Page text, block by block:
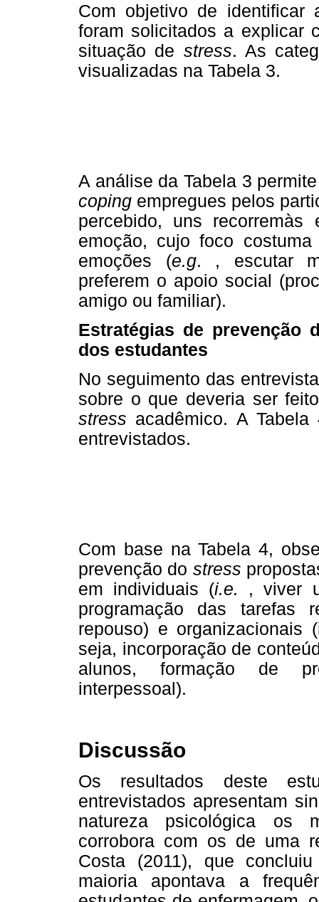
Com objetivo de
foram solicitados a explicar
situação de stress. As
visualizadas na Tabela 3.
A análise da Tabela 3
coping empregues pelos
percebido, uns recorremàs
emoção, cujo foco
emoções (e.g. , escutar
preferem o apoio social
amigo ou familiar).
Estratégias de prevenção
dos estudantes
No seguimento das
sobre o que deveria ser
stress acadêmico. A
entrevistados.
Com base na Tabela 4,
prevenção do stress
em individuais (i.e.
, viver
programação das tarefas
repouso) e
seja, incorporação de
alunos, formação de
interpessoal).
Discussão
Os resultados deste
entrevistados apresentam
natureza psicológica os
corrobora com os de uma
Costa (2011), que
maioria apontava a